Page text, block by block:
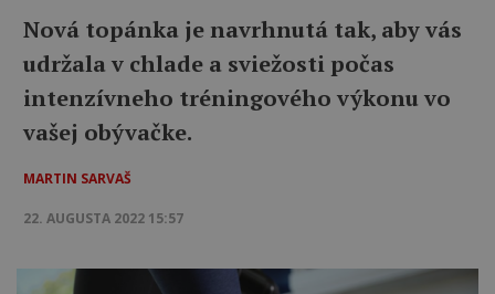
Nová topánka je navrhnutá tak, aby vás
udržala v chlade a sviežosti počas
intenzívneho tréningového výkonu vo
vašej obývačke.
MARTIN SARVAŠ
22. AUGUSTA 2022 15:57